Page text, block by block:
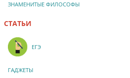
ЗНАМЕНИТЫЕ ФИЛОСОФЫ
СТАТЬИ
ЕГЭ
ГАДЖЕТЫ